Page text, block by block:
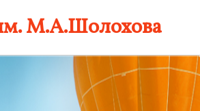
М.А.Шолохова